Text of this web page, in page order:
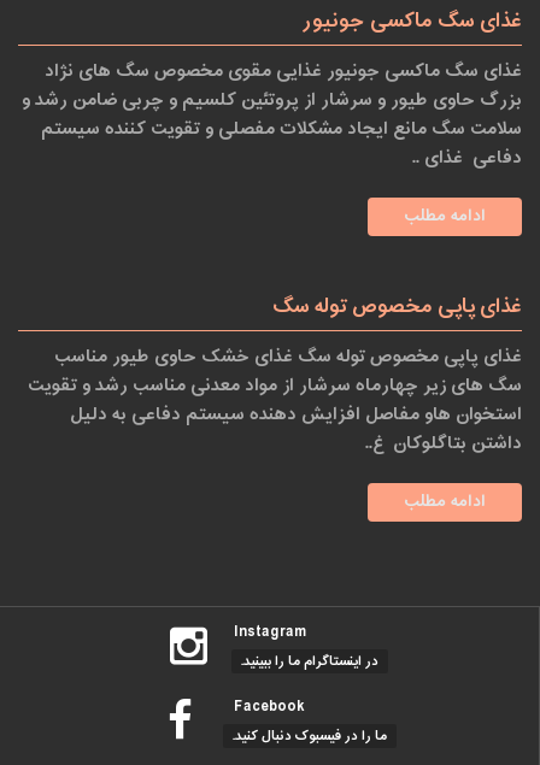
غذای سگ ماکسی جونیور
غذای سگ ماکسی جونیور غذایی مقوی مخصوص سگ های نژاد
بزرگ حاوی طیور و سرشار از پروتئین کلسیم و چربی ضامن رشد و
سلامت سگ مانع ایجاد مشکلات مفصلی و تقویت کننده سیستم
دفاعی غذای ..
ادامه مطلب
غذای پاپی مخصوص توله سگ
غذای پاپی مخصوص توله سگ غذای خشک حاوی طیور مناسب
سگ های زیر چهارماه سرشار از مواد معدنی مناسب رشد و تقویت
استخوان هاو مفاصل افزایش دهنده سیستم دفاعی به دلیل
داشتن بتاگلوکان غ..
ادامه مطلب
Instagram
در اینستاگرام ما را ببینید.
Facebook
ما را در فیسبوک دنبال کنید.